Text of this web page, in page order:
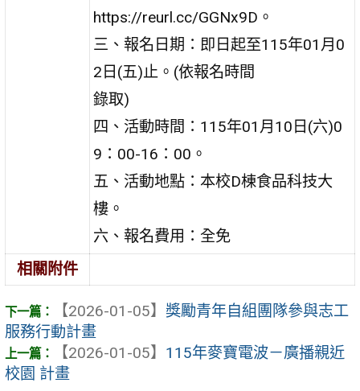
https://reurl.cc/GGNx9D。
三、報名日期：即日起至115年01月0
2日(五)止。(依報名時間
錄取)
四、活動時間：115年01月10日(六)0
9：00-16：00。
五、活動地點：本校D棟食品科技大
樓。
六、報名費用：全免
相關附件
【2026-01-05】 獎勵青年自組團隊參與志工
服務行動計畫
【2026-01-05】 115年麥寶電波－廣播親近
校園 計畫